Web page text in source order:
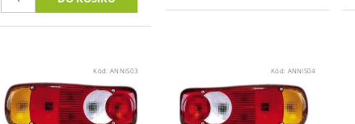
Kód:ANNIS03 Kód: ANNIS04